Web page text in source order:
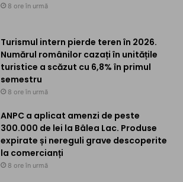
8 ore în urmă
Turismul intern pierde teren în 2026.
Numărul românilor cazați în unitățile
turistice a scăzut cu 6,8% în primul
semestru
8 ore în urmă
ANPC a aplicat amenzi de peste
300.000 de lei la Bâlea Lac. Produse
expirate și nereguli grave descoperite
la comercianți
8 ore în urmă